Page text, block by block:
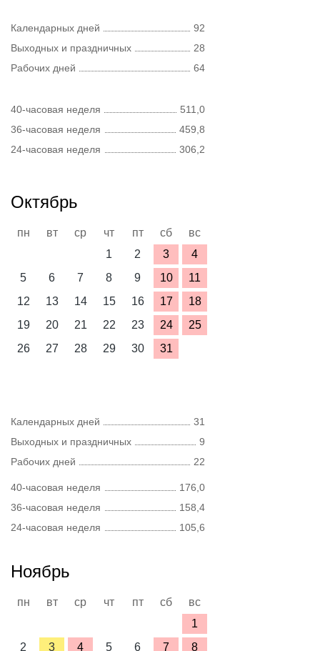
Календарных дней
92
Выходных и праздничных
28
Рабочих дней
64
40-часовая неделя
511,0
36-часовая неделя
459,8
24-часовая неделя
306,2
Октябрь
пн вт ср чт пт сб
вс
1
2 3
4
5
6 7 8 9 10
11
12
13 14 15 16 17
18
19
20 21 22 23 24
25
26
27 28 29 30 31
Календарных дней
31
Выходных и праздничных
9
Рабочих дней
22
40-часовая неделя
176,0
36-часовая неделя
158,4
24-часовая неделя
105,6
Ноябрь
пн вт ср чт пт сб
вс
1
2
3 4 5 6 7 8